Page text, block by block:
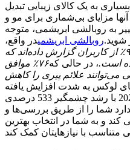
به یک کالای زیبایی تبدیل
مزایای بی‌شماری برای مو و
به روبالشی ابریشمی، متوجه
شوید.روبالشی ابریشمیدر واقع،
۹۰٪ از کاربران گزارش داده‌اند که
است.، در حالی که
۷۶٪ موافق
می‌توانند علائم پیری را کاهش
لوکس به شدت افزایش یافته
است و فروش آنها در سال 2021 با رشد چشمگیر 533 درصدی
شما را از طریق بررسی‌ها و
و به شما در انتخاب بهترین